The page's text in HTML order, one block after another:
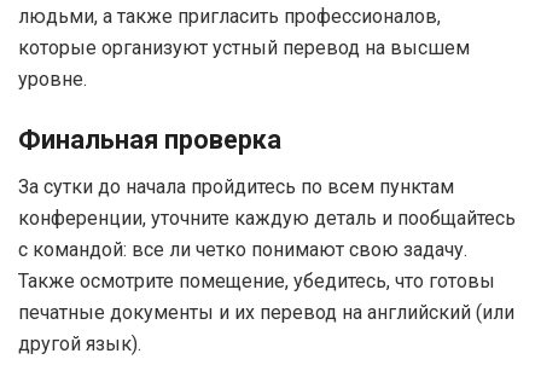
людьми, а также пригласить профессионалов,
которые организуют устный перевод на высшем
уровне.
Финальная проверка
За сутки до начала пройдитесь по всем пунктам
конференции, уточните каждую деталь и пообщайтесь
с командой: все ли четко понимают свою задачу.
Также осмотрите помещение, убедитесь, что готовы
печатные документы и их перевод на английский (или
другой язык).